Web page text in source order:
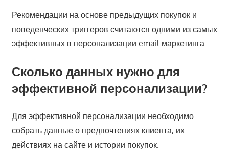
Рекомендации на основе предыдущих покупок и
поведенческих триггеров считаются одними из самых
эффективных в персонализации email-маркетинга.
Сколько данных нужно для
эффективной персонализации?
Для эффективной персонализации необходимо
собрать данные о предпочтениях клиента, их
действиях на сайте и истории покупок.